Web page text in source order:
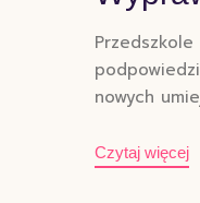
nowych
Czytaj więcej